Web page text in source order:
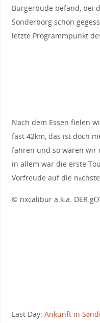
Burgerbude befand, bei
Sonderborg schon
letzte Programmpunkt
Nach dem Essen fielen
fast 42km, das ist doch
fahren und so waren wir
in allem war die erste
Vorfreude auf die
© nxcalibur a.k.a. DER
Last Day: Ankunft in